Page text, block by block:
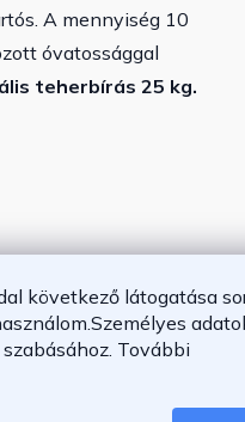
következő látogatása
Személyes
További
A mennyiség 10
óvatossággal
teherbírás 25 kg.